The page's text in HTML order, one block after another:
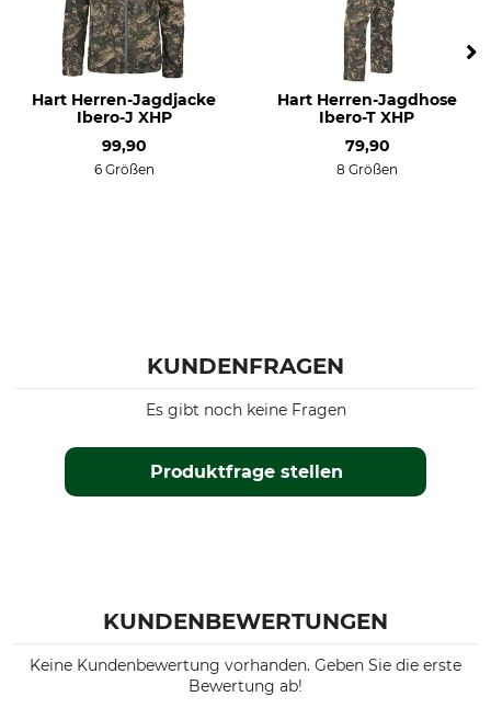
Hart Herren-Jagdjacke
Ibero-J XHP
99,90
6 Größen
Hart Herren-Jagdhose
Ibero-T XHP
79,90
8 Größen
KUNDENFRAGEN
Produktfrage stellen
Es gibt noch keine Fragen
KUNDENBEWERTUNGEN
Keine Kundenbewertung vorhanden. Geben Sie die erste
Bewertung ab!